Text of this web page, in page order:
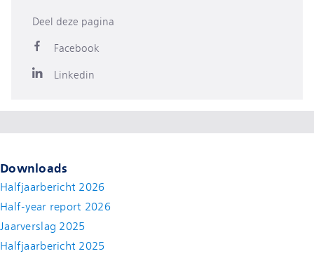
Deel deze pagina
Facebook
Linkedin
Downloads
Halfjaarbericht 2026
Half-year report 2026
Jaarverslag 2025
Halfjaarbericht 2025